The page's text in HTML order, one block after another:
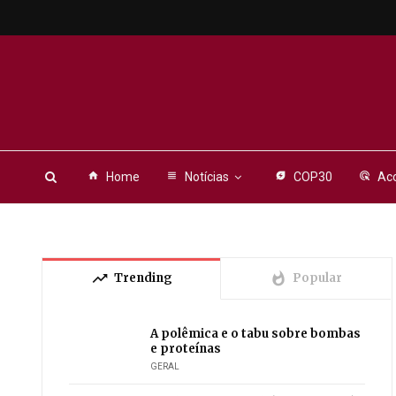
home Home view_headline Notícias energy_savings_leaf COP30 ads_click
trending_up Trending whatshot Popular
A polêmica e o tabu sobre bombas
e proteínas
GERAL